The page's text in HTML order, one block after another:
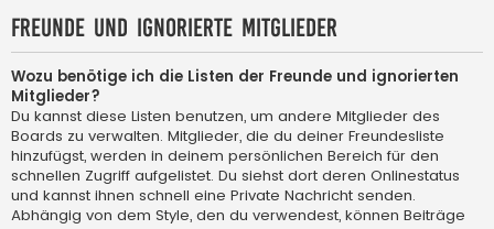
Freunde und ignorierte Mitglieder
Wozu benötige ich die Listen der Freunde und ignorierten
Mitglieder?
Du kannst diese Listen benutzen, um andere Mitglieder des
Boards zu verwalten. Mitglieder, die du deiner Freundesliste
hinzufügst, werden in deinem persönlichen Bereich für den
schnellen Zugriff aufgelistet. Du siehst dort deren Onlinestatus
und kannst ihnen schnell eine Private Nachricht senden.
Abhängig von dem Style, den du verwendest, können Beiträge